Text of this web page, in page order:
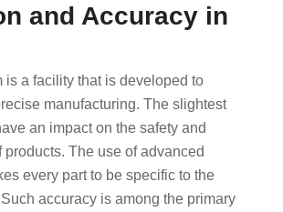
and Accuracy in
is a facility that is developed to
manufacturing. The slightest
an impact on the safety and
products. The use of advanced
every part to be specific to the
accuracy is among the primary